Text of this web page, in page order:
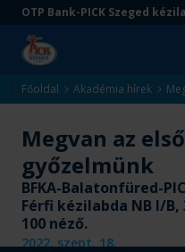
Ugrás
tartalomra
Ugrás
aljára
OTP Bank-PICK Szeged
Kezdőlap
Főoldal Akadémia hírek
Megvan az
győzelmünk
BFKA-Balatonfüred-
Férfi kézilabda NB I/
100 néző.
2022. szept. 18.